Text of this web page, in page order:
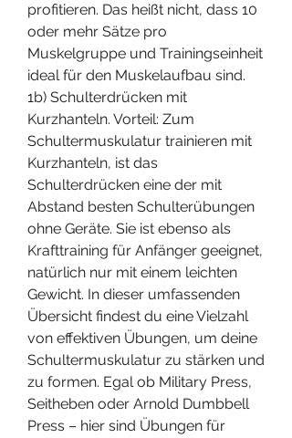
profitieren. Das heißt nicht, dass 10
oder mehr Sätze pro
Muskelgruppe und Trainingseinheit
ideal für den Muskelaufbau sind.
1b) Schulterdrücken mit
Kurzhanteln. Vorteil: Zum
Schultermuskulatur trainieren mit
Kurzhanteln, ist das
Schulterdrücken eine der mit
Abstand besten Schulterübungen
ohne Geräte. Sie ist ebenso als
Krafttraining für Anfänger geeignet,
natürlich nur mit einem leichten
Gewicht. In dieser umfassenden
Übersicht findest du eine Vielzahl
von effektiven Übungen, um deine
Schultermuskulatur zu stärken und
zu formen. Egal ob Military Press,
Seitheben oder Arnold Dumbbell
Press – hier sind Übungen für